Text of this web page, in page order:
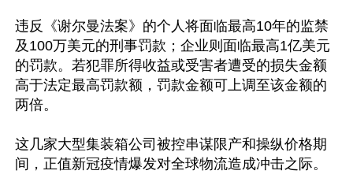
违反《谢尔曼法案》的个人将面临最高10年的监禁
及100万美元的刑事罚款；企业则面临最高1亿美元
的罚款。若犯罪所得收益或受害者遭受的损失金额
高于法定最高罚款额，罚款金额可上调至该金额的
两倍。
这几家大型集装箱公司被控串谋限产和操纵价格期
间，正值新冠疫情爆发对全球物流造成冲击之际。